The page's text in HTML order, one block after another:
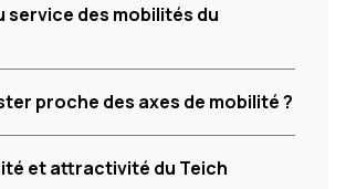
service des mobilités du
proche des axes de mobilité ?
et attractivité du Teich